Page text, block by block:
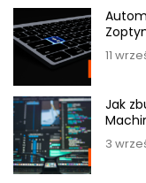
11
Jak
3